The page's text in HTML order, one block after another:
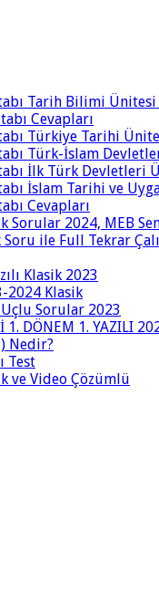
Tarih Bilimi Ünitesi
Cevapları
Türkiye Tarihi
Türk-İslam
İlk Türk Devletleri
İslam Tarihi ve
Cevapları
Sorular 2024, MEB
ile Full Tekrar
Klasik 2023
2024 Klasik
Uçlu Sorular 2023
1. DÖNEM 1. YAZILI
Nedir?
Test
ve Video Çözümlü